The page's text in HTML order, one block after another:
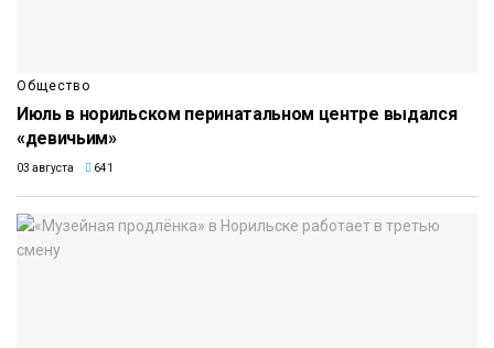
Общество
Июль в норильском перинатальном центре выдался
«девичьим»
03 августа 641